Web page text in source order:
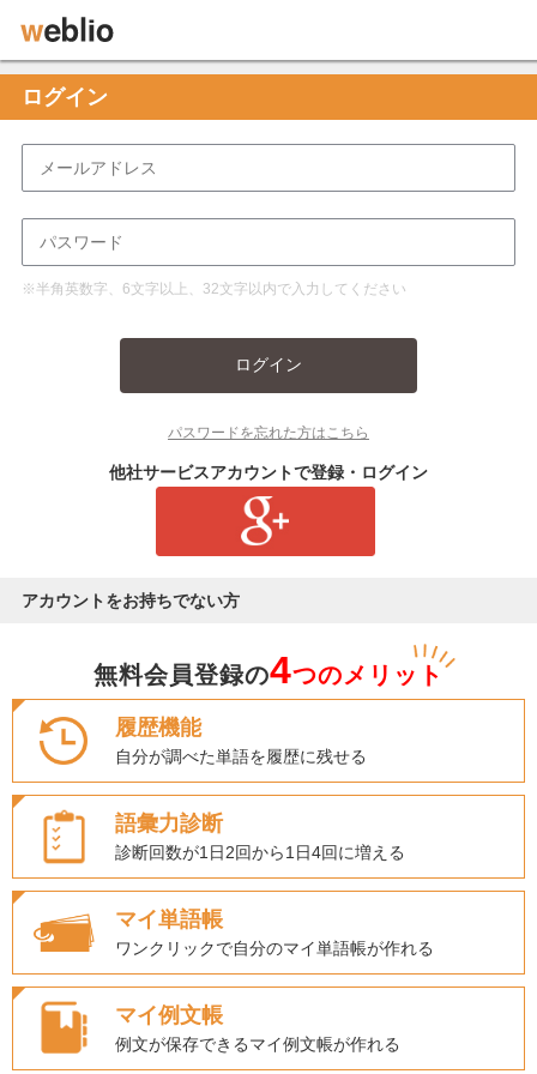
ログイン
※半角英数字、6文字以上、32文字以内で入力してください
ログイン
パスワードを忘れた方はこちら
他社サービスアカウントで登録・ログイン
アカウントをお持ちでない方
無料会員登録の4つのメリット
履歴機能
自分が調べた単語を履歴に残せる
語彙力診断
診断回数が1日2回から1日4回に増える
マイ単語帳
ワンクリックで自分のマイ単語帳が作れる
マイ例文帳
例文が保存できるマイ例文帳が作れる